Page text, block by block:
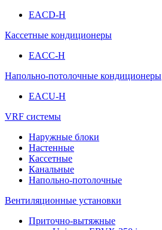
EACD-H
Кассетные кондиционеры
EACC-H
Напольно-потолочные кондиционеры
EACU-H
VRF системы
Наружные блоки
Настенные
Кассетные
Канальные
Напольно-потолочные
Вентиляционные установки
Приточно-вытяжные